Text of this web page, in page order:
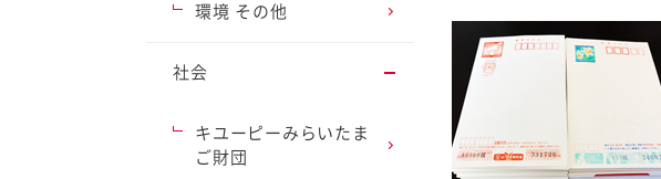
環境 その他
社会
キユーピーみらいたま
ご財団